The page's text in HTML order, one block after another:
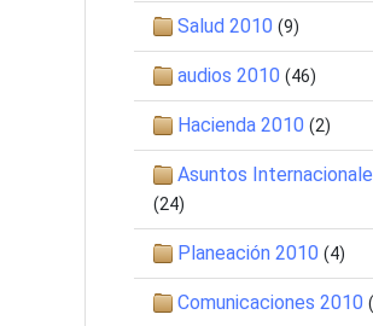
Salud 2010 (9)
audios 2010 (46)
Hacienda 2010 (2)
Asuntos
(24)
Planeación 2010 (4)
Comunicaciones 2010